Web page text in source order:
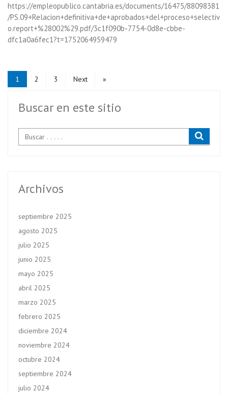
https://empleopublico.cantabria.es/documents/16475/88098381
/PS.09+Relacion+definitiva+de+aprobados+del+proceso+selectiv
o.report+%28002%29.pdf/3c1f090b-7754-0d8e-cbbe-
dfc1a0a6fec1?t=1752064959479
1 2 3 Next »
Buscar en este sitio
Archivos
septiembre 2025
agosto 2025
julio 2025
junio 2025
mayo 2025
abril 2025
marzo 2025
febrero 2025
diciembre 2024
noviembre 2024
octubre 2024
septiembre 2024
julio 2024